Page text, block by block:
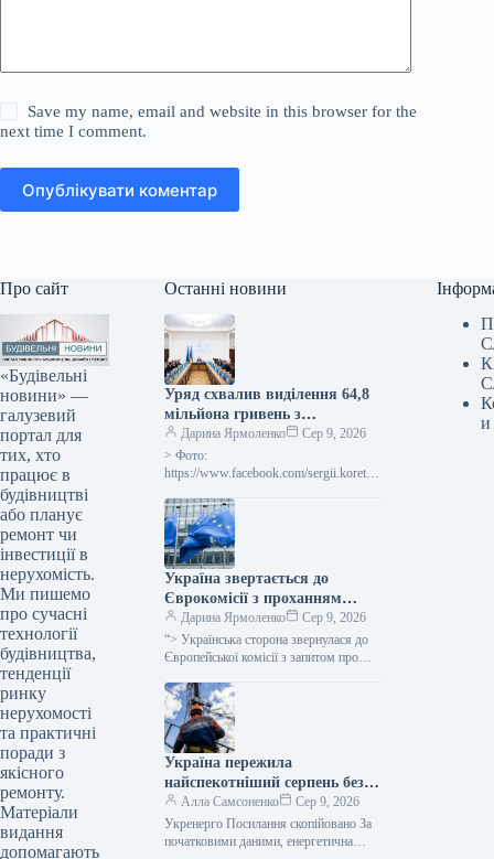
Save my name, email and website in this browser for the
next time I comment.
Опублікувати коментар
Про сайт
«Будівельні
новини» —
галузевий
портал для
тих, хто
працює в
будівництві
або планує
ремонт чи
інвестиції в
нерухомість.
Ми пишемо
про сучасні
технології
будівництва,
тенденції
ринку
нерухомості
та практичні
поради з
якісного
ремонту.
Матеріали
видання
допомагають
Останні новини
Уряд схвалив виділення 64,8
мільйона гривень з
державного бюджету для
відновлювальних робіт та
подолання наслідків війни.
Дарина Ярмоленко
Сер 9, 2026
> Фото:
https://www.facebook.com/sergii.koretsk
виділення коштів, запланованих у
державному бюджеті на 2026 рік для
фінансування регіональної політики,
з…
Україна звертається до
Єврокомісії з проханням
надати 220 мільйонів євро для
допомоги
сільськогосподарським
заблоковані порти.
Дарина Ярмоленко
Сер 9, 2026
“> Українська сторона звернулася до
Європейської комісії з запитом про
безповоротної фінансової допомоги.
Ця…
Україна пережила
найспекотніший серпень без
відключень електроенергії –
заявив Шмигаль.
Алла Самсоненко
Сер 9, 2026
Укренерго Посилання скопійовано За
початковими даними, енергетична
и